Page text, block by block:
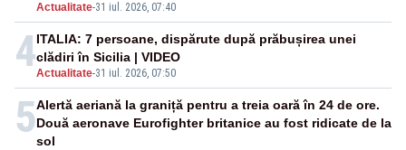
Actualitate-31 iul. 2026, 07:40
4Actualitate-31 iul. 2026, 07:50
ITALIA: 7 persoane, dispărute după prăbușirea unei
clădiri în Sicilia | VIDEO
5Alertă aeriană la graniță pentru a treia oară în 24 de ore.
Două aeronave Eurofighter britanice au fost ridicate de la
sol